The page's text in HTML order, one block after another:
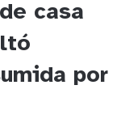
casa
por